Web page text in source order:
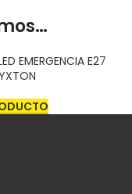
EMERGENCIA E27